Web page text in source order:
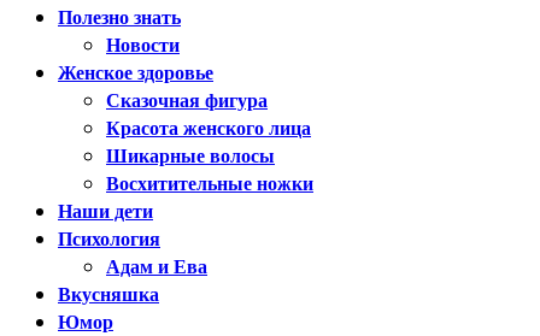
Полезно знать
Новости
Женское здоровье
Сказочная фигура
Красота женского лица
Шикарные волосы
Восхитительные ножки
Наши дети
Психология
Адам и Ева
Вкусняшка
Юмор